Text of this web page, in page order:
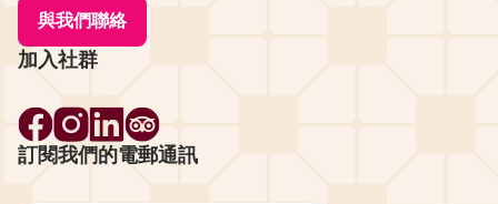
與我們聯絡
加入社群
訂閱我們的電郵通訊